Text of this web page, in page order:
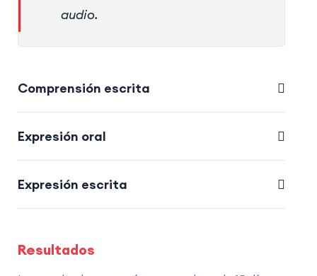
audio.
Comprensión escrita
Expresión oral
Expresión escrita
Resultados